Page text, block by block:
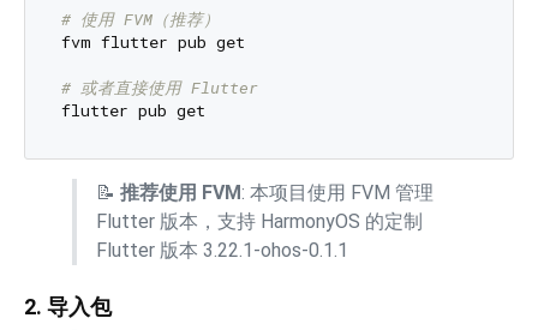
# 使用 FVM（推荐）
fvm flutter pub get
# 或者直接使用 Flutter
📝 推荐使用 FVM: 本项目使用 FVM 管理
Flutter 版本，支持 HarmonyOS 的定制
Flutter 版本 3.22.1-ohos-0.1.1
2. 导入包